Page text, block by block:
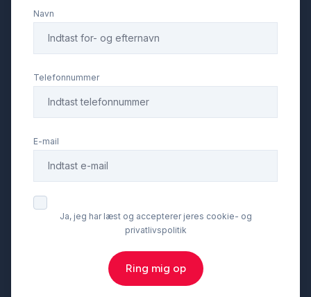
læderrat
musikstreaming via Bluetooth
parkeringssensor (bag)
parkeringssensor (for)
Navn
Telefonnummer
E-mail
Ja, jeg har læst og accepterer jeres cookie- og
privatlivspolitik
Ring mig op